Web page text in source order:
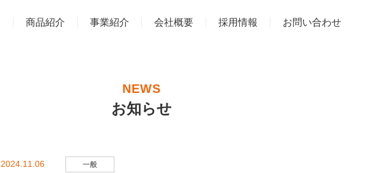
商品紹介 事業紹介 会社概要 採用情報 お問い合わせ
NEWS
お知らせ
2024.11.06 一般